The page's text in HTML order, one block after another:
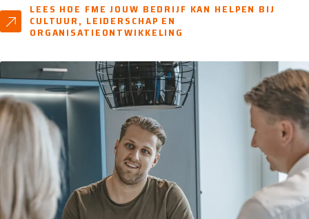
LEES HOE FME JOUW BEDRIJF KAN HELPEN BIJ
CULTUUR, LEIDERSCHAP EN
ORGANISATIEONTWIKKELING